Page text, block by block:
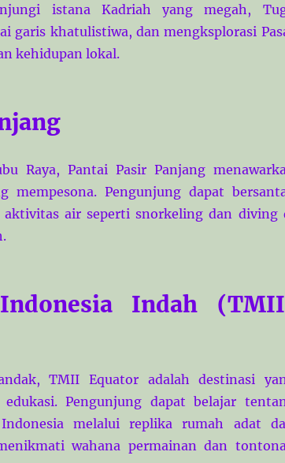
istana Kadriah yang megah,
garis khatulistiwa, dan mengksplorasi
kehidupan lokal.
Raya, Pantai Pasir Panjang
mempesona. Pengunjung dapat
air seperti snorkeling dan diving
Indah
TMII Equator adalah destinasi
Pengunjung dapat belajar
Indonesia melalui replika rumah adat
wahana permainan dan